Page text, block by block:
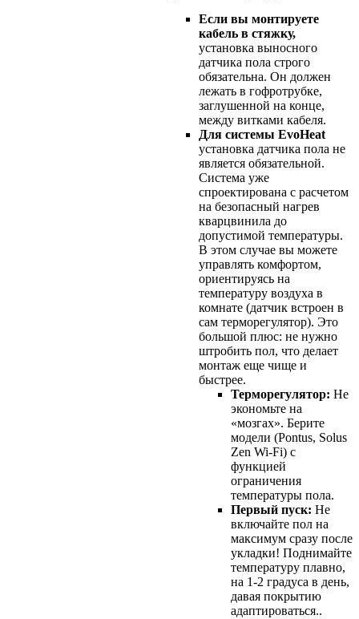
Если вы монтируете
кабель в стяжку,
установка выносного
датчика пола строго
обязательна. Он должен
лежать в гофротрубке,
заглушенной на конце,
между витками кабеля.
Для системы EvoHeat
установка датчика пола не
является обязательной.
Система уже
спроектирована с расчетом
на безопасный нагрев
кварцвинила до
допустимой температуры.
В этом случае вы можете
управлять комфортом,
ориентируясь на
температуру воздуха в
комнате (датчик встроен в
сам терморегулятор). Это
большой плюс: не нужно
штробить пол, что делает
монтаж еще чище и
быстрее.
Терморегулятор: Не
экономьте на
«мозгах». Берите
модели (Pontus, Solus
Zen Wi-Fi) с
функцией
ограничения
температуры пола.
Первый пуск: Не
включайте пол на
максимум сразу после
укладки! Поднимайте
температуру плавно,
на 1-2 градуса в день,
давая покрытию
адаптироваться..